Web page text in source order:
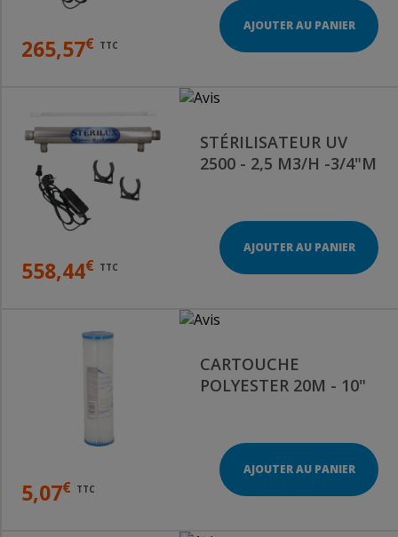
265,57€ TTC
AJOUTER AU PANIER
STÉRILISATEUR UV
2500 - 2,5 M3/H -3/4"M
558,44€ TTC
AJOUTER AU PANIER
CARTOUCHE
POLYESTER 20Μ - 10"
5,07€ TTC
AJOUTER AU PANIER